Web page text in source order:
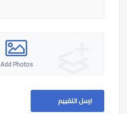
Add Photos
ارسل التقييم